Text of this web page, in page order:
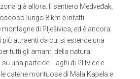
già allora. Il sentiero Medveđak,
lungo 8 km è infatti
montagne di Plješivica, ed è ancora
attraenti da cui si estende una
tutti gli amanti della natura
una parte dei Laghi di Plitvice e
catene montuose di Mala Kapela e